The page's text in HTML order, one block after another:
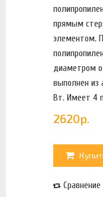
прямым
элементом.
диаметром
выполнен
Вт. Имеет 4
2620р.
Сравнение